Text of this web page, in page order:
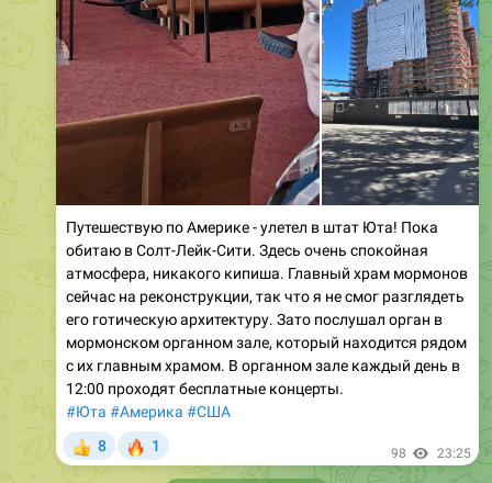
Путешествую по Америке - улетел в штат Юта! Пока
обитаю в Солт-Лейк-Сити. Здесь очень спокойная
атмосфера, никакого кипиша. Главный храм мормонов
сейчас на реконструкции, так что я не смог разглядеть
его готическую архитектуру. Зато послушал орган в
мормонском органном зале, который находится рядом
с их главным храмом. В органном зале каждый день в
12:00 проходят бесплатные концерты.
#Юта #Америка #США
8 1 98 23:25